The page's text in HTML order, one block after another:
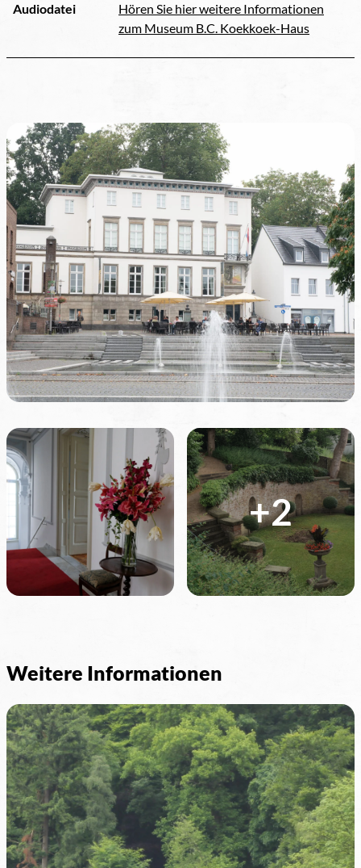
Audiodatei
Hören Sie hier weitere Informationen
zum Museum B.C. Koekkoek-Haus
+2
Weitere Informationen